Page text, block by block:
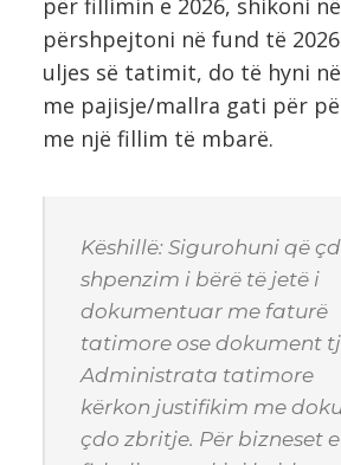
përshpejtoni në fund të
uljes së tatimit, do të hyni
me pajisje/mallra gati për
me një fillim të mbarë.
Këshillë: Sigurohuni që
shpenzim i bërë të jetë i
dokumentuar me faturë
tatimore ose dokument
Administrata tatimore
kërkon justifikim me
çdo zbritje. Për bizneset e